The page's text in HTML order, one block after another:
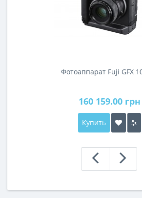
Фотоаппарат Fuji GFX
160 159.00 грн
Купить